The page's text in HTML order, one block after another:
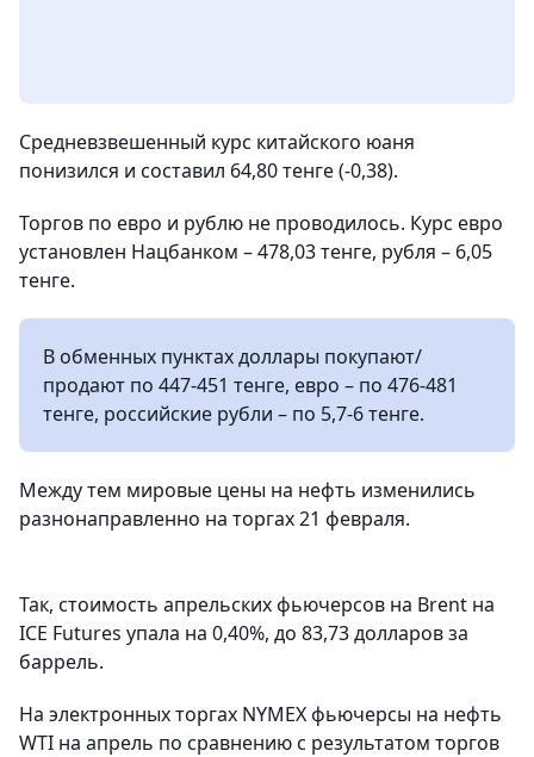
Средневзвешенный курс китайского юаня
понизился и составил 64,80 тенге (-0,38).
Торгов по евро и рублю не проводилось. Курс евро
установлен Нацбанком – 478,03 тенге, рубля – 6,05
тенге.
В обменных пунктах доллары покупают/
продают по 447-451 тенге, евро – по 476-481
тенге, российские рубли – по 5,7-6 тенге.
Между тем мировые цены на нефть изменились
разнонаправленно на торгах 21 февраля.
Так, стоимость апрельских фьючерсов на Brent на
ICE Futures упала на 0,40%, до 83,73 долларов за
баррель.
На электронных торгах NYMEX фьючерсы на нефть
WTI на апрель по сравнению с результатом торгов